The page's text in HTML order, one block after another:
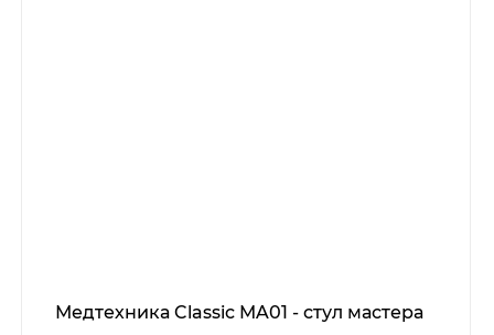
Медтехника Classic MA01 - стул мастера